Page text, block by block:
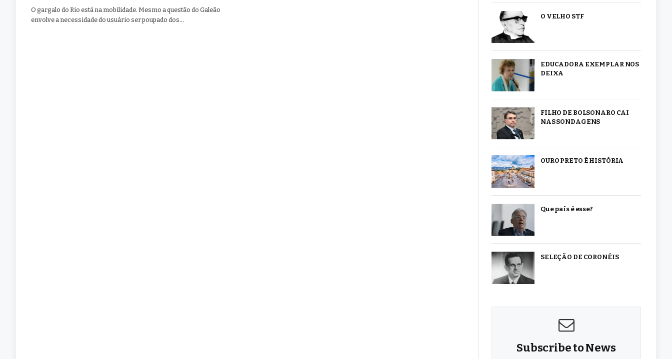
O gargalo do Rio está na mobilidade. Mesmo a questão do Galeão
envolve a necessidade do usuário ser poupado dos…
O VELHO STF
EDUCADORA EXEMPLAR NOS
DEIXA
FILHO DE BOLSONARO CAI
NAS SONDAGENS
OURO PRETO É HISTÓRIA
Que país é esse?
SELEÇÃO DE CORONÉIS
Subscribe to News